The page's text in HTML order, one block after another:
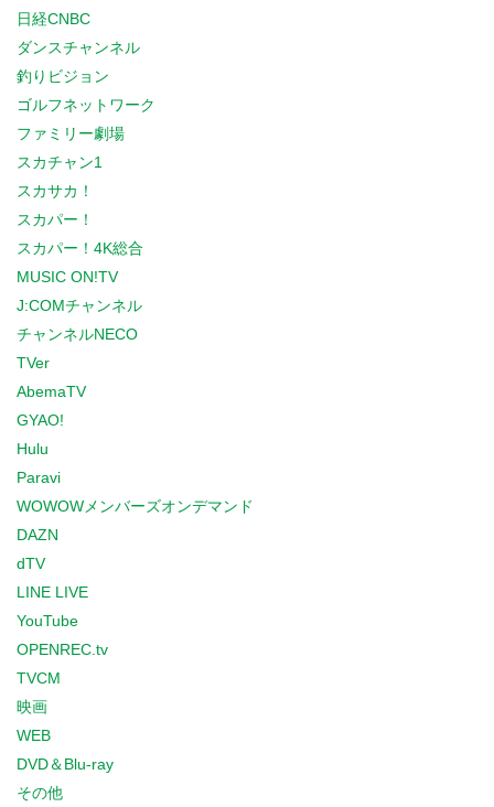
日経CNBC
ダンスチャンネル
釣りビジョン
ゴルフネットワーク
ファミリー劇場
スカチャン1
スカサカ！
スカパー！
スカパー！4K総合
MUSIC ON!TV
J:COMチャンネル
チャンネルNECO
TVer
AbemaTV
GYAO!
Hulu
Paravi
WOWOWメンバーズオンデマンド
DAZN
dTV
LINE LIVE
YouTube
OPENREC.tv
TVCM
映画
WEB
DVD＆Blu-ray
その他